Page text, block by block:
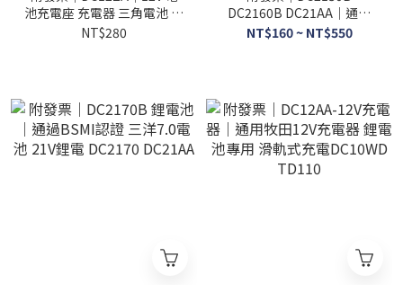
池充電座 充電器 三角電池 充
電座 DC12B2
NT$280
DC2160B DC21AA｜通過
BSMI認證 三洋電池 全新電
NT$160 ~ NT$550